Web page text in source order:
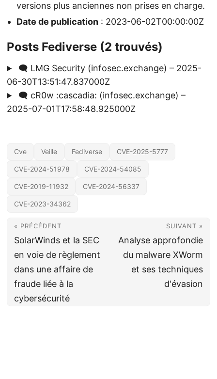
versions plus anciennes non prises en charge.
Date de publication : 2023-06-02T00:00:00Z
Posts Fediverse (2 trouvés)
🗨️ LMG Security (infosec.exchange) – 2025-
06-30T13:51:47.837000Z
🗨️ cR0w :cascadia: (infosec.exchange) –
2025-07-01T17:58:48.925000Z
Cve Veille Fediverse CVE-2025-5777
CVE-2024-51978 CVE-2024-54085
CVE-2019-11932 CVE-2024-56337
CVE-2023-34362
« PRÉCÉDENT
SolarWinds et la SEC
en voie de règlement
dans une affaire de
fraude liée à la
cybersécurité
SUIVANT »
Analyse approfondie
du malware XWorm
et ses techniques
d'évasion